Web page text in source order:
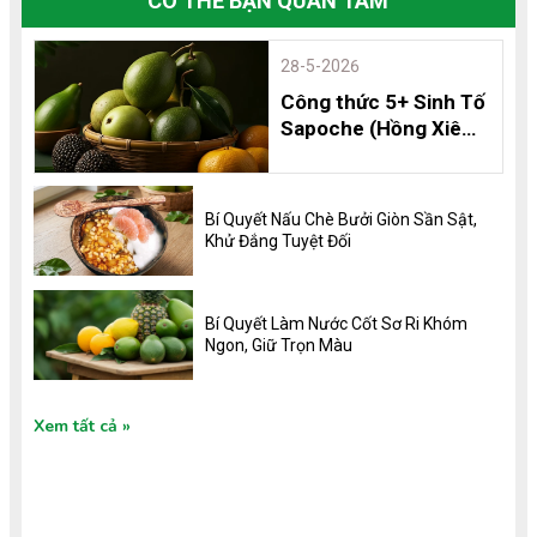
28-5-2026
Công thức 5+ Sinh Tố
Sapoche (Hồng Xiêm)
Dưỡng và 8 Lợi Ích
Không Thể Bỏ Qua
Bí Quyết Nấu Chè Bưởi Giòn Sần Sật,
Khử Đắng Tuyệt Đối
Bí Quyết Làm Nước Cốt Sơ Ri Khóm
Ngon, Giữ Trọn Màu
Xem tất cả